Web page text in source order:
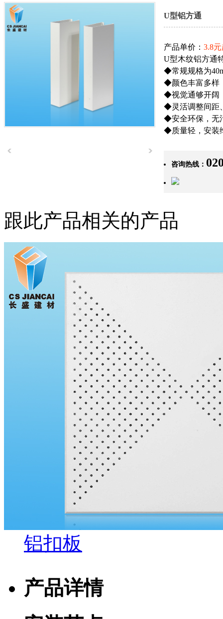
U型铝方通
产品单价： 3.8
U型木纹铝方通
◆常规规格为
◆颜色丰富多样
◆视觉通够开阔
◆灵活调整间距
◆安全环保，无
◆质量轻，安装
咨询热线：
跟此产品相关的产品
铝扣板
产品详情